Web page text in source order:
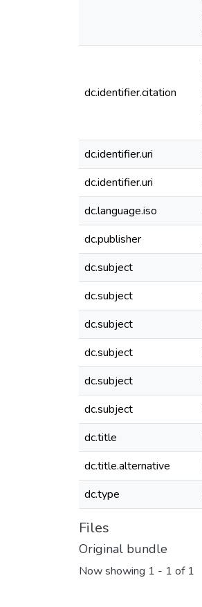
dc.identifier.citation
dc.identifier.uri
dc.identifier.uri
dc.language.iso
dc.publisher
dc.subject
dc.subject
dc.subject
dc.subject
dc.subject
dc.subject
dc.title
dc.title.alternative
dc.type
Files
Original bundle
Now showing 1 - 1 of 1